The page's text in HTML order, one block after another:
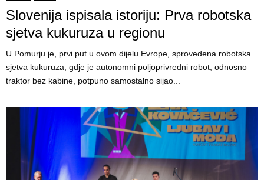
Slovenija ispisala istoriju: Prva robotska
sjetva kukuruza u regionu
U Pomurju je, prvi put u ovom dijelu Evrope, sprovedena robotska
sjetva kukuruza, gdje je autonomni poljoprivredni robot, odnosno
traktor bez kabine, potpuno samostalno sijao...